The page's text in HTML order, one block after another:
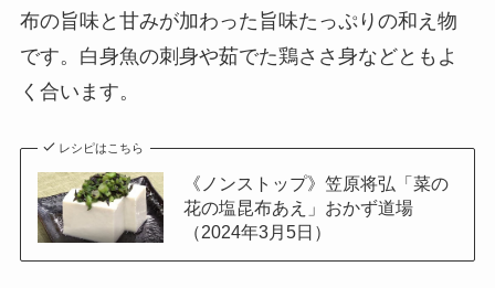
布の旨味と甘みが加わった旨味たっぷりの和え物
です。白身魚の刺身や茹でた鶏ささ身などともよ
く合います。
レシピはこちら
《ノンストップ》笠原将弘「菜の
花の塩昆布あえ」おかず道場
（2024年3月5日）